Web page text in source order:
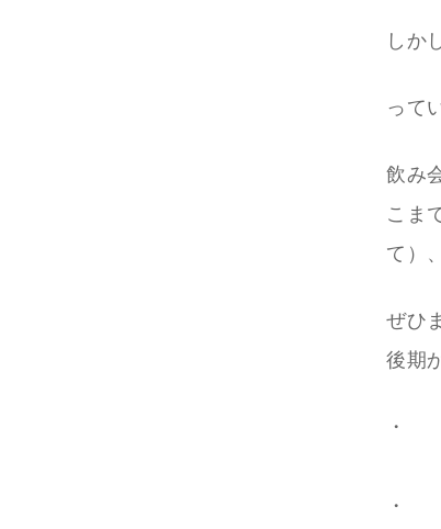
しか
って
飲み
こま
て）
ぜひ
後期
・
・